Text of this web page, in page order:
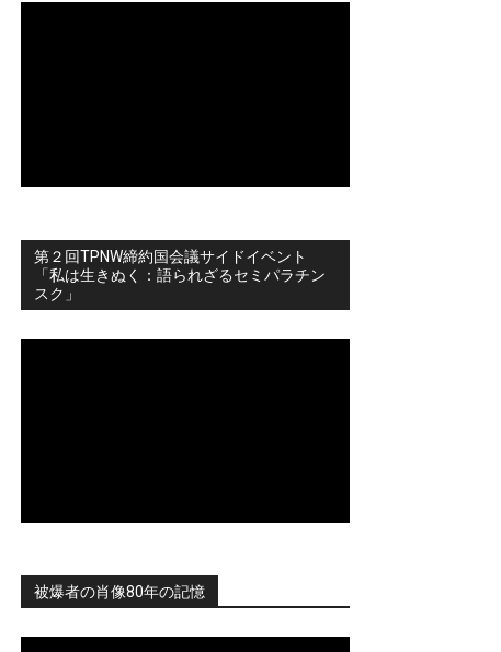
第２回TPNW締約国会議サイドイベント
「私は生きぬく：語られざるセミパラチン
スク」
被爆者の肖像80年の記憶